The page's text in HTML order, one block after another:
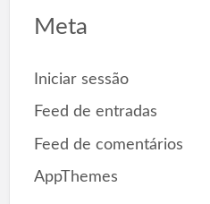
Meta
Iniciar sessão
Feed de entradas
Feed de comentários
AppThemes